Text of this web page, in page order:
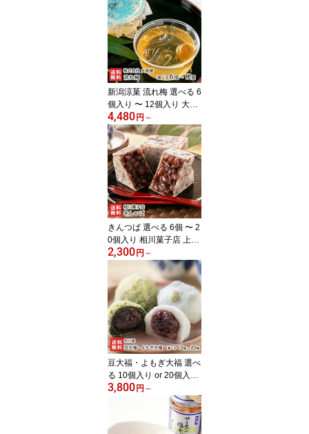
新潟県 生産者直送 お取
り寄せ ギフト プレゼン
ト 贈り物 代金引換決済
不可
新潟涼菓 流れ梅 選べる 6
個入り 〜 12個入り 大阪
屋 国産の梅果汁 くずき
り風のゼリー 和菓子 老
舗 新潟県 生産者直送 お
取り寄せ ギフト プレゼ
ント 贈り物 送料無料
4,480 円 ～
きんつば 選べる 6個 〜 2
0個入り 相川菓子店 上越
市高田 金鍔 薄皮 北海道
産小豆 自家製 粒餡 つぶ
あん 絶品 お取り寄せグ
ルメ お茶うけ まるどり
っ!UP 新潟県 生産者直送
お取り寄せ ギフト プレ
ゼント 贈り物 送料無料
お中元
2,300 円 ～
豆大福・よもぎ大福 選べ
る 10個入り or 20個入り
市川屋 和菓子 新潟県産
こがねもち 北海道産小豆
つぶあん 国産青豆 笹川
流れの塩 村上市岩船産ヨ
3,800 円 ～